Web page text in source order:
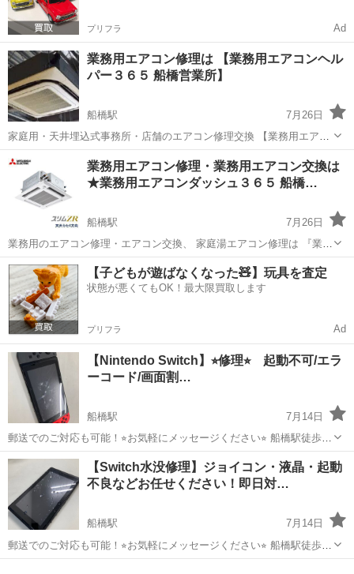
プリフラ Ad
業務用エアコン修理は 【業務用エアコンヘル
パー３６５ 船橋営業所】
船橋駅
7月26日
家庭用・天井埋込式事務所・店舗のエアコン修理交換 【業務用エアコ
ンヘルパー３６５ 船橋営業所】でしております。 ※弊社のエアコン修
理は事前予約制になります。 修理出張エリア：東京・神奈川・埼玉・
千葉。 エア...
千葉 船橋市 船橋駅 その他 天井
業務用エアコン修理・業務用エアコン交換は
★業務用エアコンダッシュ３６５ 船橋…
船橋駅
7月26日
業務用のエアコン修理・エアコン交換、 家庭湯エアコン修理は 『業務
用エアコンダッシュ３６５ 船橋営業所』 ※業務用エアコン交換は概算
見積金額を お伝えしまして、発注依頼を頂く事前予約制になります。
修理出...
千葉 船橋市 船橋駅 その他 見積
【子どもが遊ばなくなった🧸】玩具を査定
状態が悪くてもOK！最大限買取します
プリフラ Ad
【Nintendo Switch】⭐︎修理⭐︎ 起動不可/エラ
ーコード/画面割…
船橋駅
7月14日
郵送でのご対応も可能！⭐︎お気軽にメッセージください⭐︎ 船橋駅徒歩2
分！ Nintendo Switchの修理を格安・丁寧に行っています！ 他のとこ
ろよりも高い場合はご相談くださいませ。 ✅水に落としてしま...
千葉 船橋市 その他 バッテリー
【Switch水没修理】ジョイコン・液晶・起動
不良などお任せください！即日対…
船橋駅
7月14日
郵送でのご対応も可能！⭐︎お気軽にメッセージください⭐︎ 船橋駅徒歩2
分！ Nintendo Switchの修理を格安・丁寧に行っています！ ✅水に落と